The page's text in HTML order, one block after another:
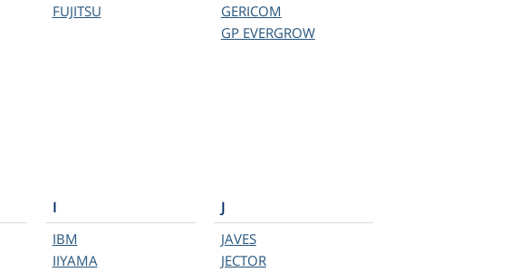
FUJITSU
GERICOM
GP EVERGROW
I
IBM
IIYAMA
J
JAVES
JECTOR